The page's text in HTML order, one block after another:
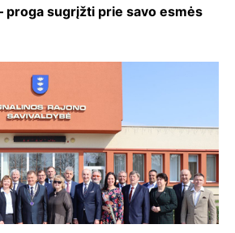
proga sugrįžti prie savo esmės